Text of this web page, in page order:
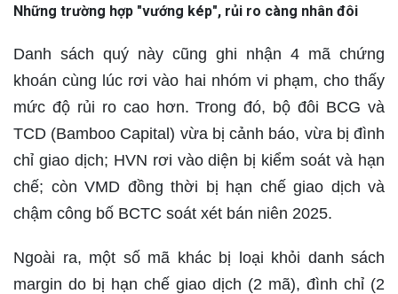
Những trường hợp "vướng kép", rủi ro càng nhân đôi
Danh sách quý này cũng ghi nhận 4 mã chứng
khoán cùng lúc rơi vào hai nhóm vi phạm, cho thấy
mức độ rủi ro cao hơn. Trong đó, bộ đôi BCG và
TCD (Bamboo Capital) vừa bị cảnh báo, vừa bị đình
chỉ giao dịch; HVN rơi vào diện bị kiểm soát và hạn
chế; còn VMD đồng thời bị hạn chế giao dịch và
chậm công bố BCTC soát xét bán niên 2025.
Ngoài ra, một số mã khác bị loại khỏi danh sách
margin do bị hạn chế giao dịch (2 mã), đình chỉ (2